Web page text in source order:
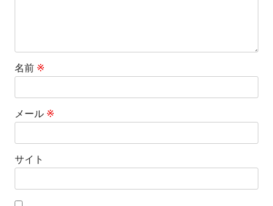
名前 ※
メール ※
サイト